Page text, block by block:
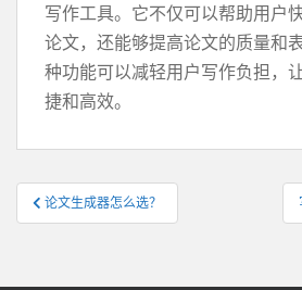
写作工具。它不仅可以帮助用户
论文，还能够提高论文的质量和
种功能可以减轻用户写作负担，
捷和高效。
文
章
航
论文生成器怎么选？